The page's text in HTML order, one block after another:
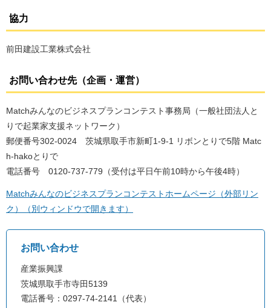
協力
前田建設工業株式会社
お問い合わせ先（企画・運営）
Matchみんなのビジネスプランコンテスト事務局（一般社団法人と
りで起業家支援ネットワーク）
郵便番号302-0024 茨城県取手市新町1-9-1 リボンとりで5階 Matc
h-hakoとりで
電話番号 0120-737-779（受付は平日午前10時から午後4時）
Matchみんなのビジネスプランコンテストホームページ（外部リン
ク）（別ウィンドウで開きます）
お問い合わせ
産業振興課
茨城県取手市寺田5139
電話番号：0297-74-2141（代表）